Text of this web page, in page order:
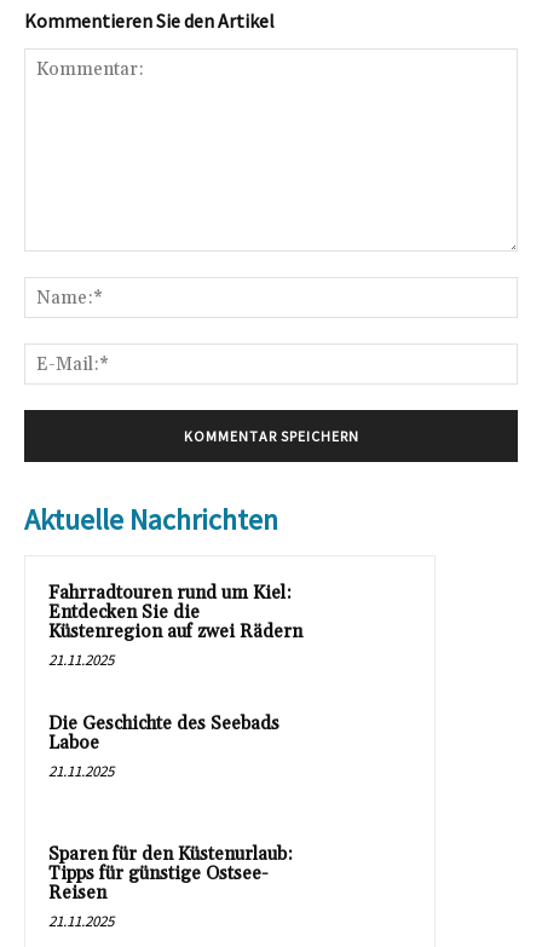
Kommentieren Sie den Artikel
Aktuelle Nachrichten
Fahrradtouren rund um Kiel:
Entdecken Sie die
Küstenregion auf zwei Rädern
21.11.2025
Die Geschichte des Seebads
Laboe
21.11.2025
Sparen für den Küstenurlaub:
Tipps für günstige Ostsee-
Reisen
21.11.2025